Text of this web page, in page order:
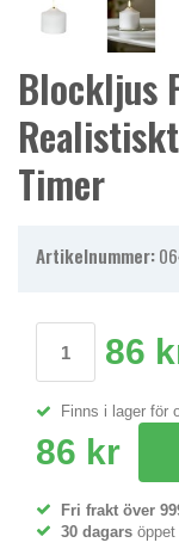
Blockljus
Timer
Artikelnummer:
86
Finns i lager för
86 kr
Fri frakt över
30 dagars